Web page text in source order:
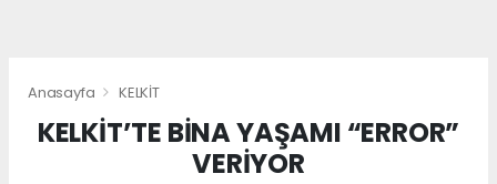
Anasayfa KELKİT
KELKİT’TE BİNA YAŞAMI “ERROR”
VERİYOR